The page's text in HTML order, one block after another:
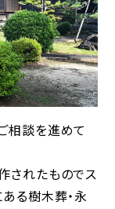
相談を進めて
されたものでス
る樹木葬・永